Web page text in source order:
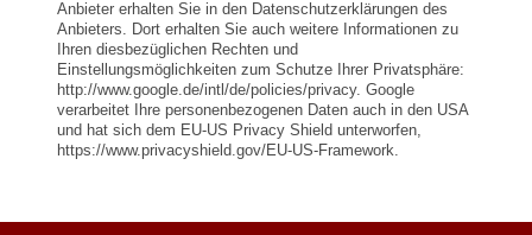
Anbieter erhalten Sie in den Datenschutzerklärungen des
Anbieters. Dort erhalten Sie auch weitere Informationen zu
Ihren diesbezüglichen Rechten und
Einstellungsmöglichkeiten zum Schutze Ihrer Privatsphäre:
http://www.google.de/intl/de/policies/privacy. Google
verarbeitet Ihre personenbezogenen Daten auch in den USA
und hat sich dem EU-US Privacy Shield unterworfen,
https://www.privacyshield.gov/EU-US-Framework.